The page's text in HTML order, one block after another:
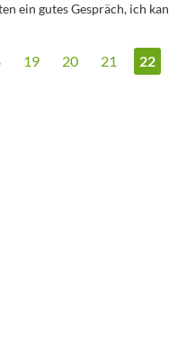
ein gutes Gespräch, ich
19 20 21 22